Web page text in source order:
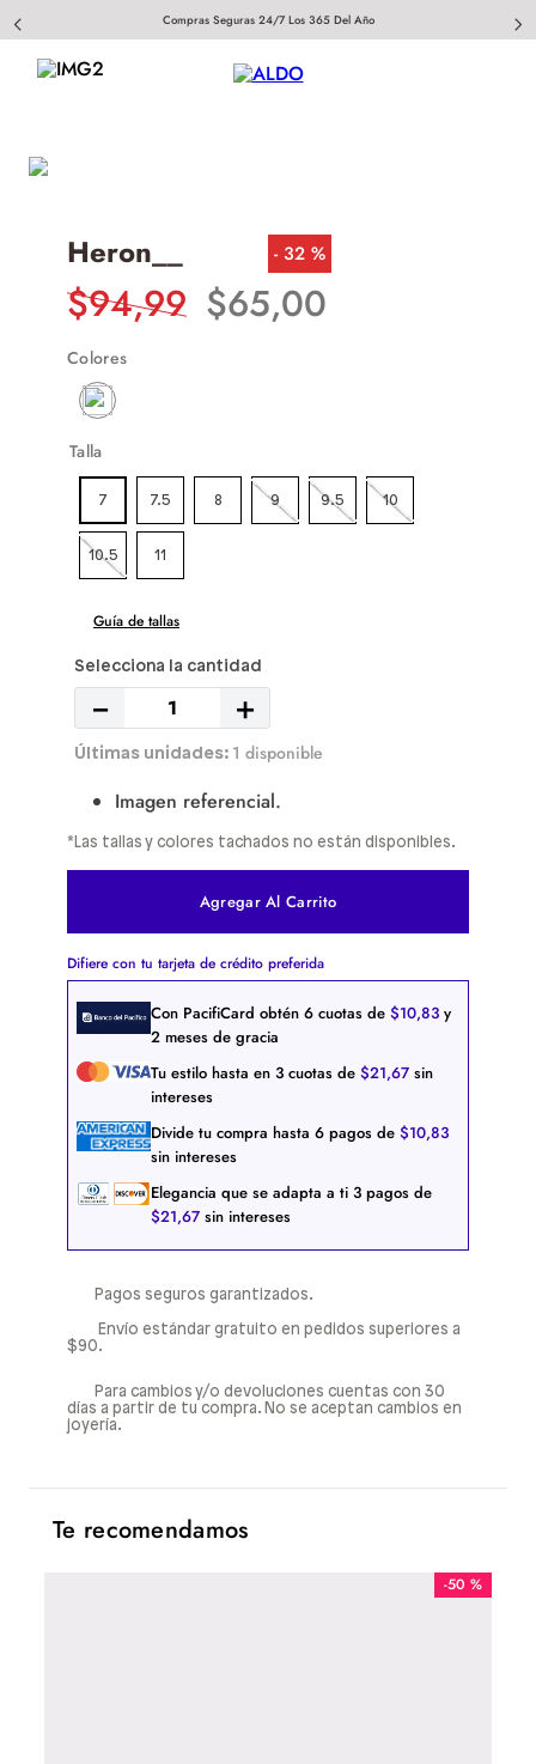
Compras Seguras 24/7 Los 365 Del Año
Heron__ 32 %
$94,99 $65,00
Colores
Talla
7 7.5 8 9 9.5 10
10.5 11
Guía de tallas
＋
－
1 disponible
Imagen referencial.
*Las tallas y colores tachados no están disponibles.
Agregar Al Carrito
Difiere con tu tarjeta de crédito preferida
Con PacifiCard obtén 6 cuotas de $10,83 y
2 meses de gracia
Tu estilo hasta en 3 cuotas de $21,67 sin
intereses
Divide tu compra hasta 6 pagos de $10,83
sin intereses
Elegancia que se adapta a ti 3 pagos de
$21,67 sin intereses
Pagos seguros garantizados.
Envío estándar gratuito en pedidos superiores a
$90.
Para cambios y/o devoluciones cuentas con 30
días a partir de tu compra. No se aceptan cambios en
joyería.
Te recomendamos
-50 %